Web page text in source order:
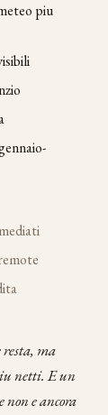
piu
ma
netti. E un
non e ancora